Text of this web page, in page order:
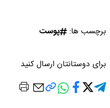
برچسب ها: پوست
برای دوستانتان ارسال کنید